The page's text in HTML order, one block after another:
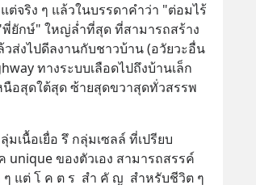
ต่จริง ๆ แล้วในบรรดาคำว่า "ต่อมไร้
ยักษ์" ใหญ่ล่ำที่สุด ที่สามารถสร้าง
ส่งไปดีลงานกับชาวบ้าน (อวัยวะอื่น
ทางระบบเลือดไปถึงบ้านเล็ก
นือสุดใต้สุด ซ้ายสุดขวาสุดทั่วสรรพ
เนื้อเยื่อ รึ กลุ่มเซลล์ ที่เปรียบ
ของตัวเอง สามารถสรรค์
แต่ โ ค ต ร  สำ คั ญ  สำหรับชีวิต ๆ